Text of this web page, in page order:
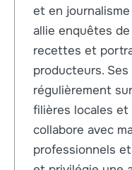
et en
allie enquêtes
recettes et
producteurs.
régulièrement
filières locales et
collabore avec
professionnels